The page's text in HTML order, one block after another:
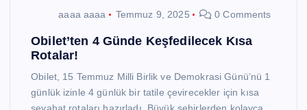
aaaa aaaa Temmuz 9, 2025 0 Comments
Obilet’ten 4 Günde Keşfedilecek Kısa
Rotalar!
Obilet, 15 Temmuz Milli Birlik ve Demokrasi Günü’nü 1
günlük izinle 4 günlük bir tatile çevirecekler için kısa